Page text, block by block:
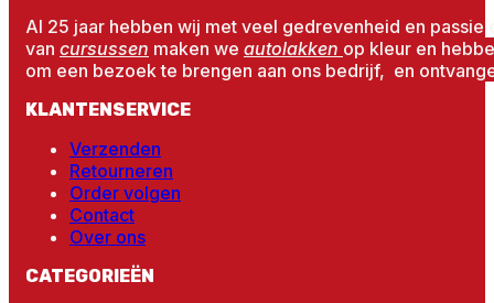
Al 25 jaar hebben wij met veel gedrevenheid en
van cursussen maken we autolakken op kleur en
om een bezoek te brengen aan ons bedrijf, en
KLANTENSERVICE
Verzenden
Retourneren
Order volgen
Contact
Over ons
CATEGORIEËN